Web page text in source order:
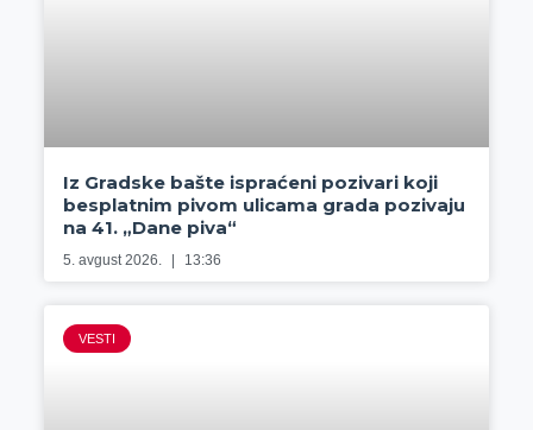
Iz Gradske bašte ispraćeni pozivari koji
besplatnim pivom ulicama grada pozivaju
na 41. „Dane piva“
5. avgust 2026. 13:36
VESTI